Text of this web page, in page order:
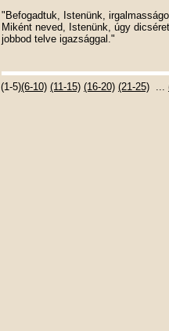
"Befogadtuk, Istenünk,
Miként neved, Istenünk, úgy
jobbod telve igazsággal."
(1-5)(6-10) (11-15) (16-20) (21-25) ...